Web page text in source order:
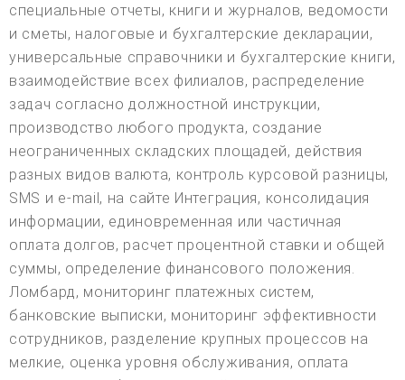
специальные отчеты, книги и журналов, ведомости
и сметы, налоговые и бухгалтерские декларации,
универсальные справочники и бухгалтерские книги,
взаимодействие всех филиалов, распределение
задач согласно должностной инструкции,
производство любого продукта, создание
неограниченных складских площадей, действия
разных видов валюта, контроль курсовой разницы,
SMS и e-mail, на сайте Интеграция, консолидация
информации, единовременная или частичная
оплата долгов, расчет процентной ставки и общей
суммы, определение финансового положения.
Ломбард, мониторинг платежных систем,
банковские выписки, мониторинг эффективности
сотрудников, разделение крупных процессов на
мелкие, оценка уровня обслуживания, оплата